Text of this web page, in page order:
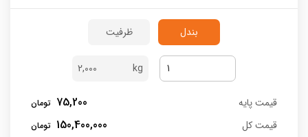
بندل ظرفیت
2,000
قیمت پایه 75,200
قیمت کل 150,400,000